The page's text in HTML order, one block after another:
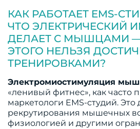
КАК РАБОТАЕТ EMS-
ЧТО ЭЛЕКТРИЧЕСКИЙ
ДЕЛАЕТ С МЫШЦАМИ
ЭТОГО НЕЛЬЗЯ
ТРЕНИРОВКАМИ?
Электромиостимуляция
«ленивый фитнес», как часто
маркетологи EMS-студий.
рекрутирования мышечных
физиологией и другими